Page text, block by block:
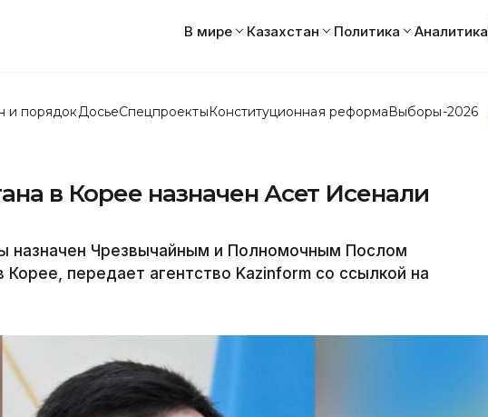
В мире Казахстан Политика Аналитика
и порядок ДосьеСпецпроектыКонституционная реформаВыборы-2026
в Корее назначен Асет Исенали
назначен Чрезвычайным и Полномочным Послом
Корее, передает агентство Kazinform со ссылкой на